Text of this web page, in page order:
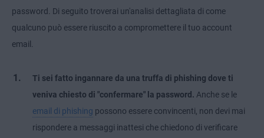
password. Di seguito troverai un'analisi dettagliata di come
qualcuno può essere riuscito a compromettere il tuo account
email.
Ti sei fatto ingannare da una truffa di phishing dove ti
veniva chiesto di "confermare" la password. Anche se le
email di phishing possono essere convincenti, non devi mai
rispondere a messaggi inattesi che chiedono di verificare